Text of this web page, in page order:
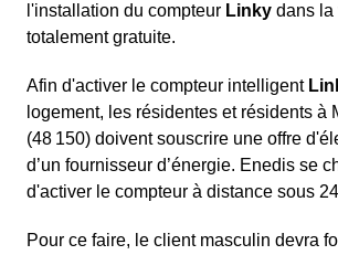
l'installation du compteur Linky dans la
totalement gratuite.
Afin d'activer le compteur intelligent
logement, les résidentes et résidents à
(48 150) doivent souscrire une offre
d’un fournisseur d’énergie. Enedis se
d'activer le compteur à distance sous
Pour ce faire, le client masculin devra